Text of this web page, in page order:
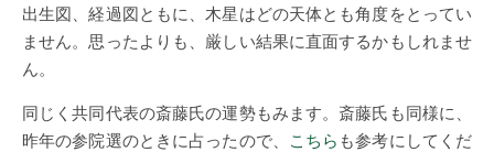
出生図、経過図ともに、木星はどの天体とも角度をとってい
ません。思ったよりも、厳しい結果に直面するかもしれませ
ん。
同じく共同代表の斎藤氏の運勢もみます。斎藤氏も同様に、
昨年の参院選のときに占ったので、
こちら も参考にしてくだ